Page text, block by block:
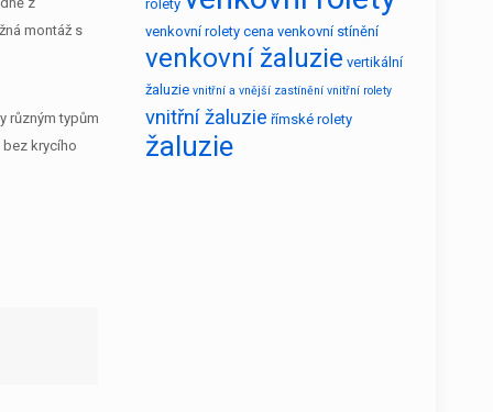
montáž s
různým typům
bez krycího
rolety
venkovní rolety cena venkovní stínění
venkovní žaluzie vertikální
žaluzie vnitřní a vnější zastínění vnitřní rolety
vnitřní žaluzie římské rolety
žaluzie